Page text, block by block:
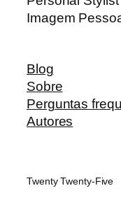
Imagem
Blog
Sobre
Perguntas
Autores
Twenty Twenty-Five